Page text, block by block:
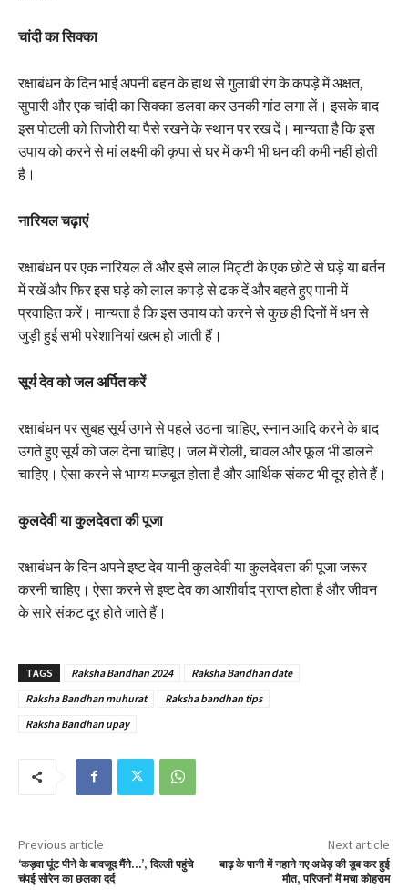
चांदी का सिक्का
रक्षाबंधन के दिन भाई अपनी बहन के हाथ से गुलाबी रंग के कपड़े में अक्षत,
सुपारी और एक चांदी का सिक्का डलवा कर उनकी गांठ लगा लें। इसके बाद
इस पोटली को तिजोरी या पैसे रखने के स्थान पर रख दें। मान्यता है कि इस
उपाय को करने से मां लक्ष्मी की कृपा से घर में कभी भी धन की कमी नहीं होती
है।
नारियल चढ़ाएं
रक्षाबंधन पर एक नारियल लें और इसे लाल मिट्टी के एक छोटे से घड़े या बर्तन
में रखें और फिर इस घड़े को लाल कपड़े से ढक दें और बहते हुए पानी में
प्रवाहित करें। मान्यता है कि इस उपाय को करने से कुछ ही दिनों में धन से
जुड़ी हुई सभी परेशानियां खत्म हो जाती हैं।
सूर्य देव को जल अर्पित करें
रक्षाबंधन पर सुबह सूर्य उगने से पहले उठना चाहिए, स्नान आदि करने के बाद
उगते हुए सूर्य को जल देना चाहिए। जल में रोली, चावल और फूल भी डालने
चाहिए। ऐसा करने से भाग्य मजबूत होता है और आर्थिक संकट भी दूर होते हैं।
कुलदेवी या कुलदेवता की पूजा
रक्षाबंधन के दिन अपने इष्ट देव यानी कुलदेवी या कुलदेवता की पूजा जरूर
करनी चाहिए। ऐसा करने से इष्ट देव का आशीर्वाद प्राप्त होता है और जीवन
के सारे संकट दूर होते जाते हैं।
TAGS Raksha Bandhan 2024
Raksha Bandhan date
Raksha Bandhan muhurat
Raksha bandhan tips
Raksha Bandhan upay
Previous article
‘कड़वा घूंट पीने के बावजूद मैंने…’, दिल्ली पहुंचे
चंपई सोरेन का छलका दर्द
Next article
बाढ़ के पानी में नहाने गए अधेड़ की डूब कर हुई
मौत, परिजनों में मचा कोहराम